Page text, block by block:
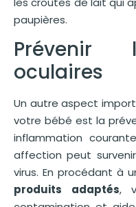
paupières.
Prévenir
oculaires
Un autre aspect
votre bébé est la
inflammation
affection peut
virus. En procédant à
produits adaptés,